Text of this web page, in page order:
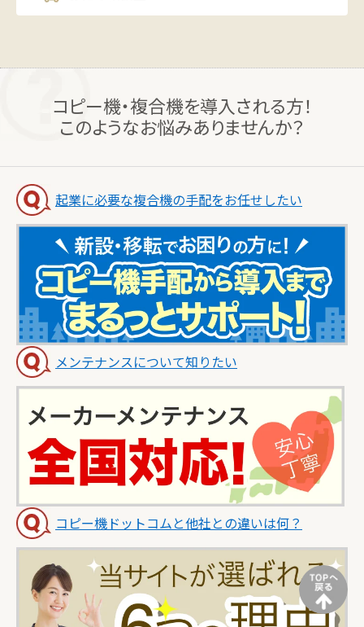
コピー機・複合機を導入される方！
このようなお悩みありませんか？
起業に必要な複合機の手配をお任せしたい
メンテナンスについて知りたい
コピー機ドットコムと他社との違いは何？